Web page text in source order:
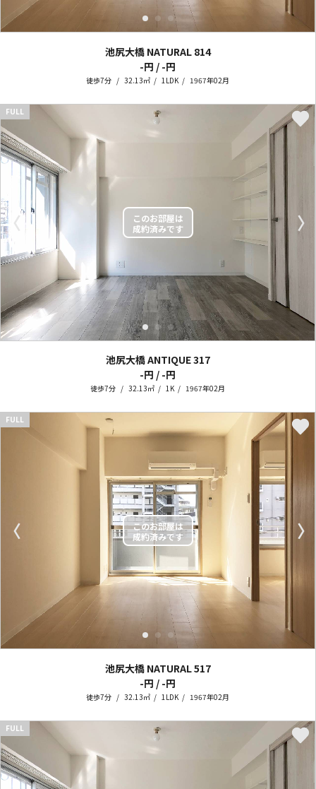
池尻大橋 NATURAL 814
-円 / -円
徒歩7分 32.13㎡ 1LDK 1967年02月
〈 〉
FULL
池尻大橋 ANTIQUE317
-円 / -円
徒歩7分 32.13㎡ 1K 1967年02月
〈 〉
FULL
池尻大橋 NATURAL517
-円 / -円
徒歩7分 32.13㎡ 1LDK 1967年02月
FULL